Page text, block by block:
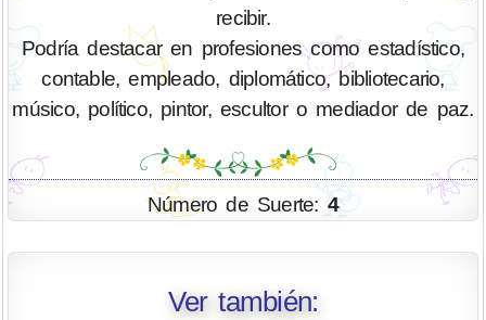
recibir.
Podría destacar en profesiones como estadístico,
contable, empleado, diplomático, bibliotecario,
músico, político, pintor, escultor o mediador de paz.
Número de Suerte: 4
Ver también: